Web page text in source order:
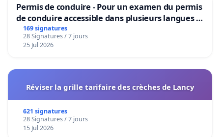
Permis de conduire - Pour un examen du permis
de conduire accessible dans plusieurs langues à
Bruxelles
169 signatures
28 Signatures / 7 jours
25 Jul 2026
Réviser la grille tarifaire des crèches de Lancy
621 signatures
28 Signatures / 7 jours
15 Jul 2026